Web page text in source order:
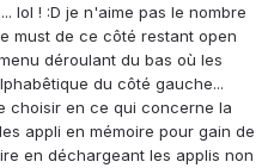
lol ! :D je n'aime pas le nombre
must de ce côté restant open
déroulant du bas où les
du côté gauche...
choisir en ce qui concerne la
appli en mémoire pour gain de
en déchargeant les applis non